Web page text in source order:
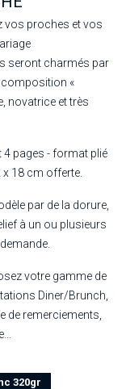
vos proches et vos
seront charmés par
composition «
novatrice et très
4 pages - format plié
18 cm offerte.
par de la dorure,
à un ou plusieurs
votre gamme de
Diner/Brunch,
de remerciements,
320gr